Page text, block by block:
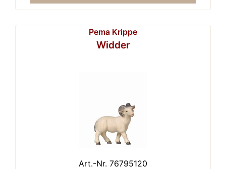
Pema Krippe
Widder
Art.-Nr. 76795120